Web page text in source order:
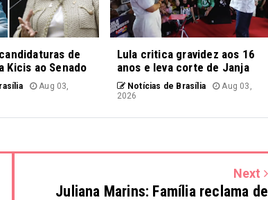
de
Kicis ao Senado
Aug 03,
Lula critica gravidez aos 16
anos e leva corte de Janja
Notícias de Brasília
Aug 03,
2026
Next
Juliana Marins: Família reclama de